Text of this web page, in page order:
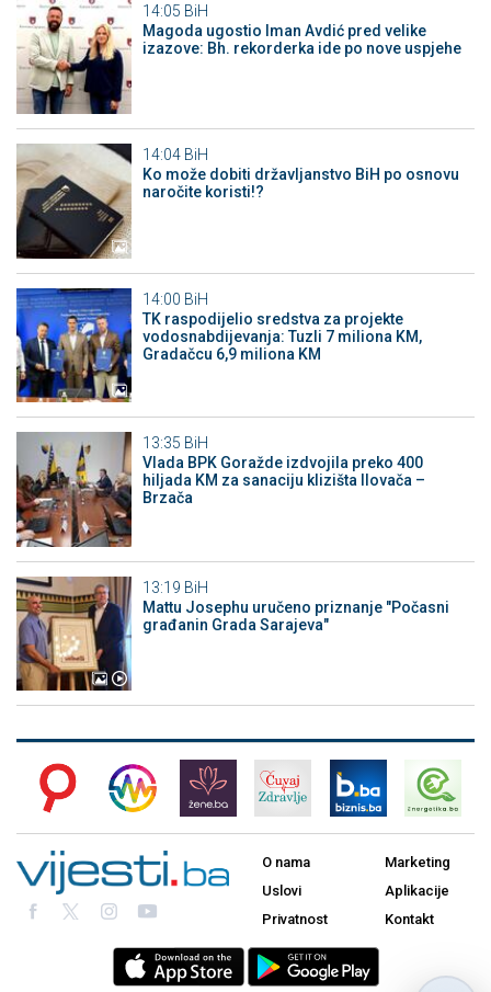
14:05 BiH
Magoda ugostio Iman Avdić pred velike
izazove: Bh. rekorderka ide po nove uspjehe
14:04 BiH
Ko može dobiti državljanstvo BiH po osnovu
naročite koristi!?
14:00 BiH
TK raspodijelio sredstva za projekte
vodosnabdijevanja: Tuzli 7 miliona KM,
Gradačcu 6,9 miliona KM
13:35 BiH
Vlada BPK Goražde izdvojila preko 400
hiljada KM za sanaciju klizišta Ilovača –
Brzača
13:19 BiH
Mattu Josephu uručeno priznanje "Počasni
građanin Grada Sarajeva"
O nama
Uslovi
Privatnost
Marketing
Aplikacije
Kontakt